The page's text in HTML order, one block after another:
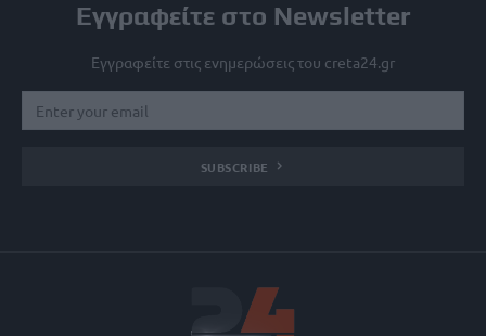
Εγγραφείτε στο Newsletter
Εγγραφείτε στις ενημερώσεις του creta24.gr
SUBSCRIBE